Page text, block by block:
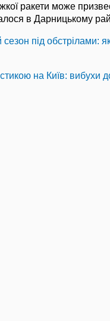
ракети може
в Дарницькому
під обстрілами:
на Київ: вибухи